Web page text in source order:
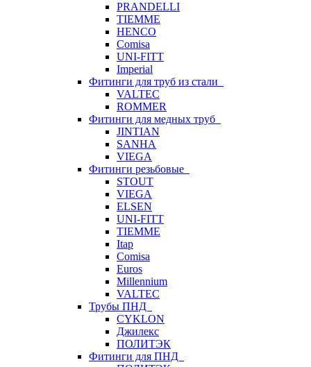
PRANDELLI
TIEMME
HENCO
Comisa
UNI-FITT
Imperial
Фитинги для труб из стали
VALTEC
ROMMER
Фитинги для медных труб
JINTIAN
SANHA
VIEGA
Фитинги резьбовые
STOUT
VIEGA
ELSEN
UNI-FITT
TIEMME
Itap
Comisa
Euros
Millennium
VALTEC
Трубы ПНД
CYKLON
Джилекс
ПОЛИТЭК
Фитинги для ПНД